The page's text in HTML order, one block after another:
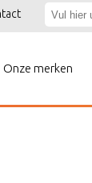
Onze merken